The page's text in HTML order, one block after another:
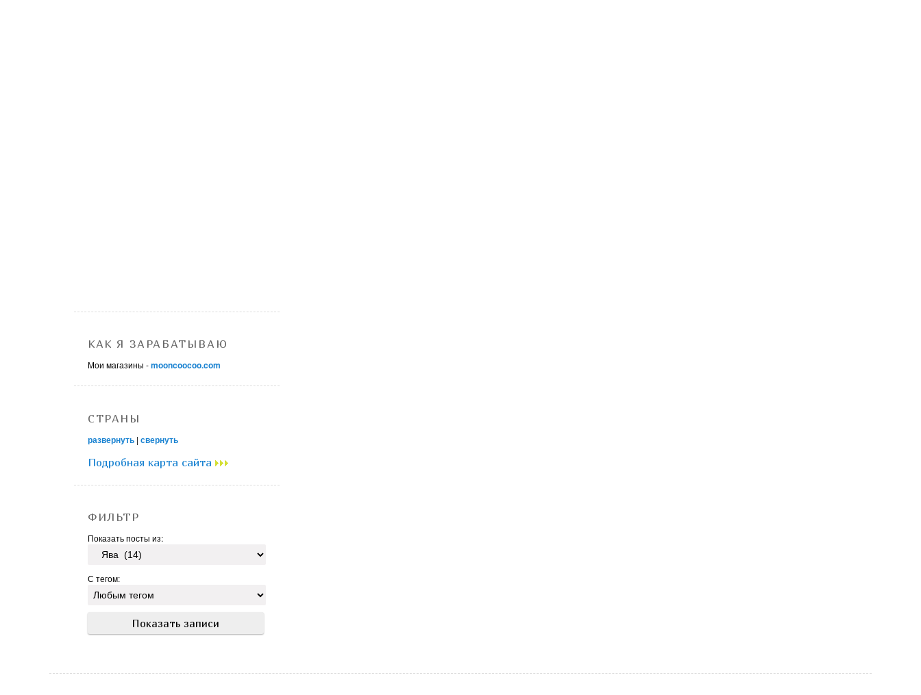
КАК Я ЗАРАБАТЫВАЮ
Мои магазины -mooncoocoo.com
СТРАНЫ
развернуть | свернуть
Подробная карта сайта
ФИЛЬТР
Показать посты из:
С тегом: